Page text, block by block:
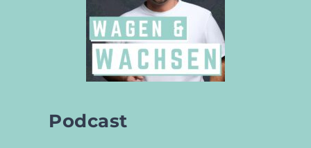
Podcast